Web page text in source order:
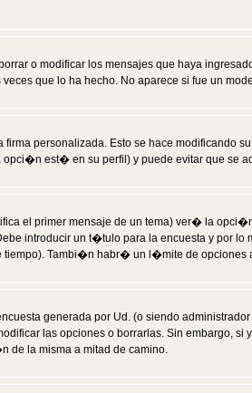
o modificar los mensajes que haya
que lo ha hecho. No aparece si fue un
firma personalizada. Esto se hace modificando
est� en su perfil) y puede evitar que se
el primer mensaje de un tema) ver� la
introducir un t�tulo para la encuesta y por
Tambi�n habr� un l�mite de opciones
generada por Ud. (o siendo
las opciones o borrarlas. Sin embargo,
de la misma a mitad de camino.